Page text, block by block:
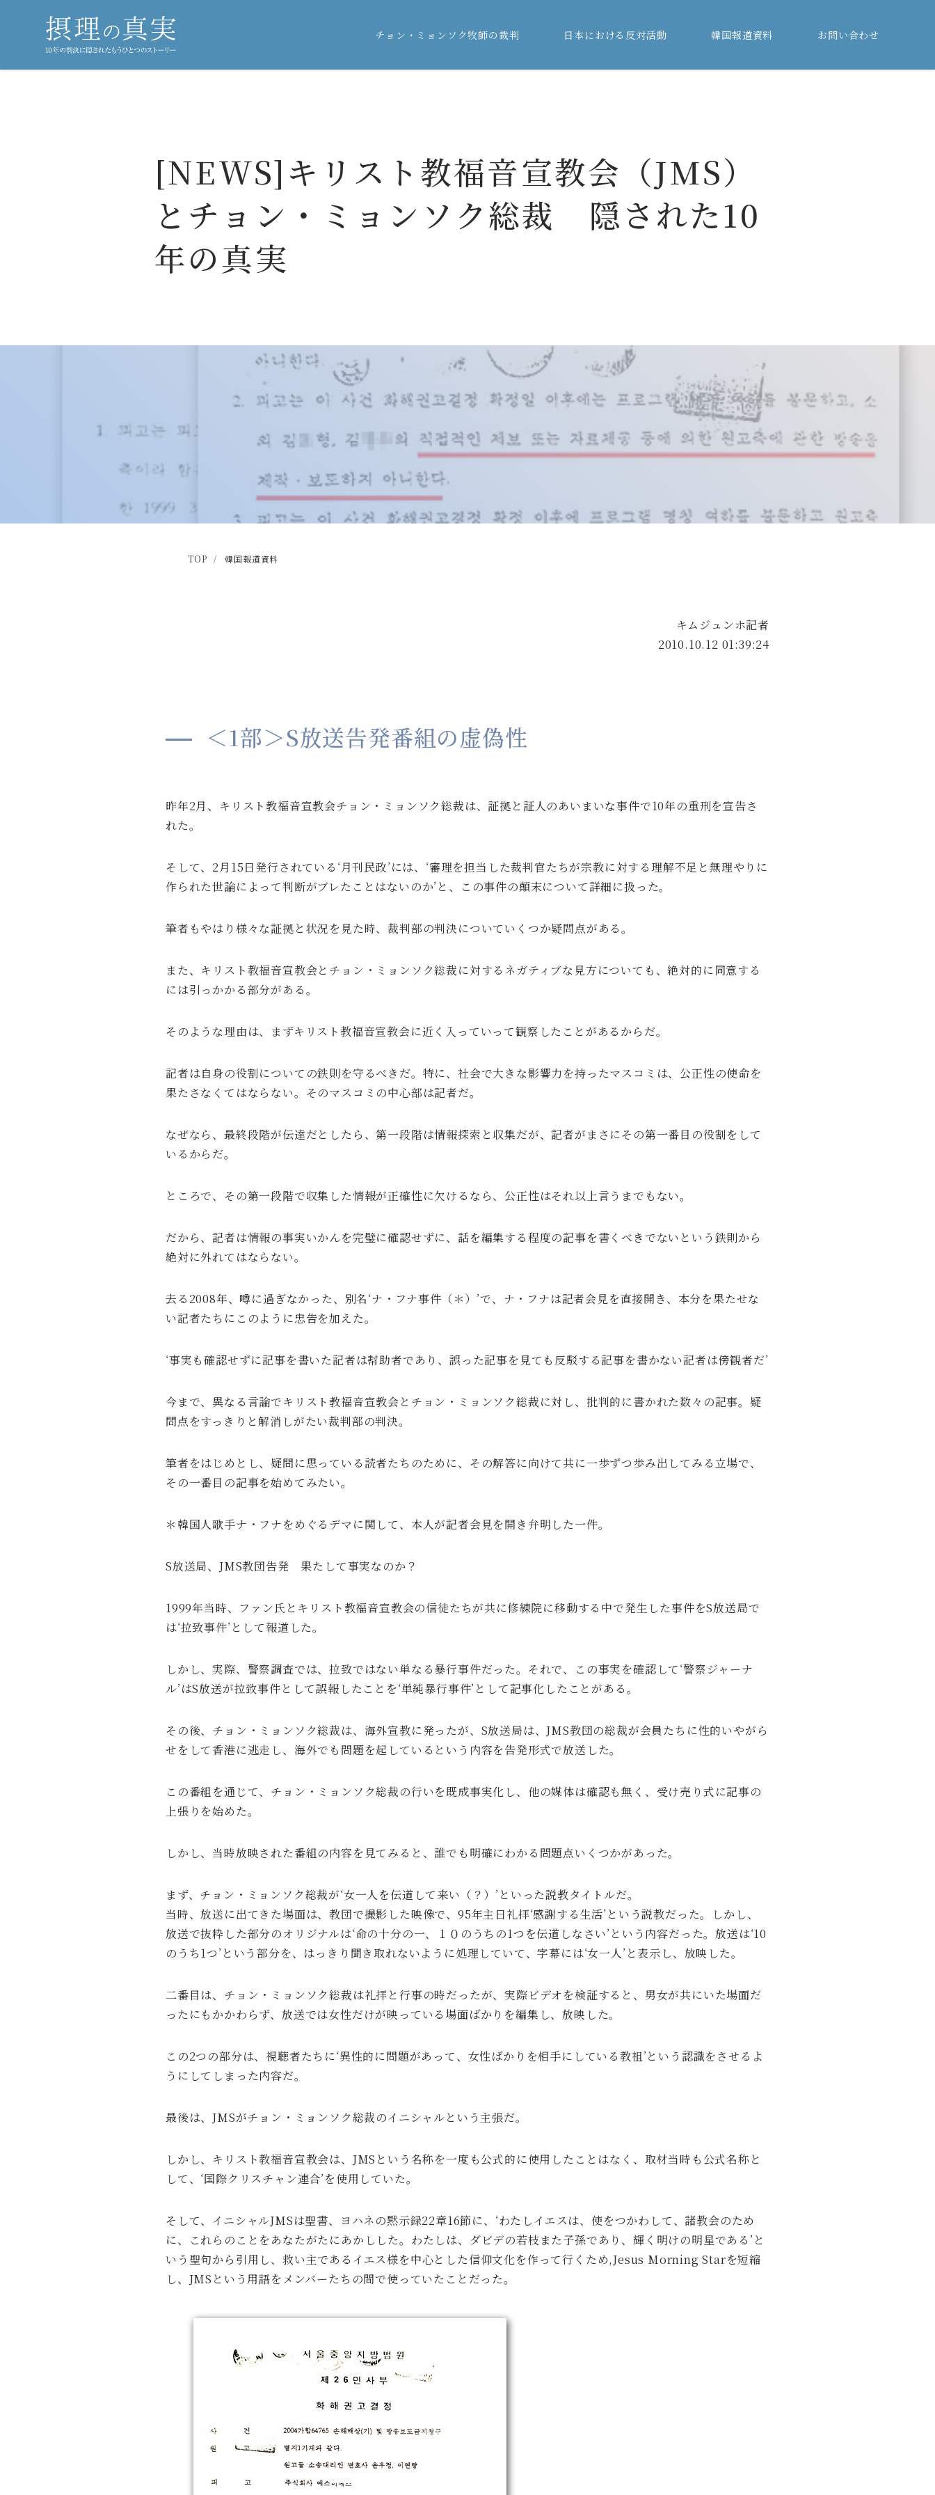
チョン・ミョンソク牧師の裁判 日本における反対活動 韓国報道資料 お問い合わせ
[NEWS]キリスト教福音宣教会（JMS）
とチョン・ミョンソク総裁 隠された10
年の真実
TOP 韓国報道資料
キムジュンホ記者
2010.10.12 01:39:24
＜1部＞S放送告発番組の虚偽性
昨年2月、キリスト教福音宣教会チョン・ミョンソク総裁は、証拠と証人のあいまいな事件で10年の重刑を宣告さ
れた。
そして、2月15日発行されている‘月刊民政’には、‘審理を担当した裁判官たちが宗教に対する理解不足と無理やりに
作られた世論によって判断がブレたことはないのか’と、この事件の顛末について詳細に扱った。
筆者もやはり様々な証拠と状況を見た時、裁判部の判決についていくつか疑問点がある。
また、キリスト教福音宣教会とチョン・ミョンソク総裁に対するネガティブな見方についても、絶対的に同意する
には引っかかる部分がある。
そのような理由は、まずキリスト教福音宣教会に近く入っていって観察したことがあるからだ。
記者は自身の役割についての鉄則を守るべきだ。特に、社会で大きな影響力を持ったマスコミは、公正性の使命を
果たさなくてはならない。そのマスコミの中心部は記者だ。
なぜなら、最終段階が伝達だとしたら、第一段階は情報探索と収集だが、記者がまさにその第一番目の役割をして
いるからだ。
ところで、その第一段階で収集した情報が正確性に欠けるなら、公正性はそれ以上言うまでもない。
だから、記者は情報の事実いかんを完璧に確認せずに、話を編集する程度の記事を書くべきでないという鉄則から
絶対に外れてはならない。
去る2008年、噂に過ぎなかった、別名‘ナ・フナ事件（＊）’で、ナ・フナは記者会見を直接開き、本分を果たせな
い記者たちにこのように忠告を加えた。
‘事実も確認せずに記事を書いた記者は幇助者であり、誤った記事を見ても反駁する記事を書かない記者は傍観者だ’
今まで、異なる言論でキリスト教福音宣教会とチョン・ミョンソク総裁に対し、批判的に書かれた数々の記事。疑
問点をすっきりと解消しがたい裁判部の判決。
筆者をはじめとし、疑問に思っている読者たちのために、その解答に向けて共に一歩ずつ歩み出してみる立場で、
その一番目の記事を始めてみたい。
＊韓国人歌手ナ・フナをめぐるデマに関して、本人が記者会見を開き弁明した一件。
S放送局、JMS教団告発 果たして事実なのか？
1999年当時、ファン氏とキリスト教福音宣教会の信徒たちが共に修練院に移動する中で発生した事件をS放送局で
は‘拉致事件’として報道した。
しかし、実際、警察調査では、拉致ではない単なる暴行事件だった。それで、この事実を確認して‘警察ジャーナ
ル’はS放送が拉致事件として誤報したことを‘単純暴行事件’として記事化したことがある。
その後、チョン・ミョンソク総裁は、海外宣教に発ったが、S放送局は、JMS教団の総裁が会員たちに性的いやがら
せをして香港に逃走し、海外でも問題を起しているという内容を告発形式で放送した。
この番組を通じて、チョン・ミョンソク総裁の行いを既成事実化し、他の媒体は確認も無く、受け売り式に記事の
上張りを始めた。
しかし、当時放映された番組の内容を見てみると、誰でも明確にわかる問題点いくつかがあった。
まず、チョン・ミョンソク総裁が‘女一人を伝道して来い（？）’といった説教タイトルだ。
当時、放送に出てきた場面は、教団で撮影した映像で、95年主日礼拝‘感謝する生活’という説教だった。しかし、
放送で抜粋した部分のオリジナルは‘命の十分の一、１０のうちの1つを伝道しなさい’という内容だった。放送は‘10
のうち1つ’という部分を、はっきり聞き取れないように処理していて、字幕には‘女一人’と表示し、放映した。
二番目は、チョン・ミョンソク総裁は礼拝と行事の時だったが、実際ビデオを検証すると、男女が共にいた場面だ
ったにもかかわらず、放送では女性だけが映っている場面ばかりを編集し、放映した。
この2つの部分は、視聴者たちに‘異性的に問題があって、女性ばかりを相手にしている教祖’という認識をさせるよ
うにしてしまった内容だ。
最後は、JMSがチョン・ミョンソク総裁のイニシャルという主張だ。
しかし、キリスト教福音宣教会は、JMSという名称を一度も公式的に使用したことはなく、取材当時も公式名称と
して、‘国際クリスチャン連合’を使用していた。
そして、イニシャルJMSは聖書、ヨハネの黙示録22章16節に、‘わたしイエスは、使をつかわして、諸教会のため
に、これらのことをあなたがたにあかしした。わたしは、ダビデの若枝また子孫であり、輝く明けの明星である’と
いう聖句から引用し、救い主であるイエス様を中心とした信仰文化を作って行くため,Jesus Morning Starを短縮
し、JMSという用語をメンバーたちの間で使っていたことだった。